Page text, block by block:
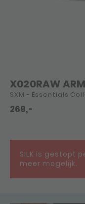
X020RAW
SXM - Essentials
269,-
SILK is gestopt
meer mogelijk.